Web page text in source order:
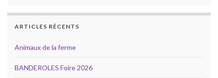
ARTICLES RÉCENTS
Animaux de la ferme
BANDEROLES Foire 2026